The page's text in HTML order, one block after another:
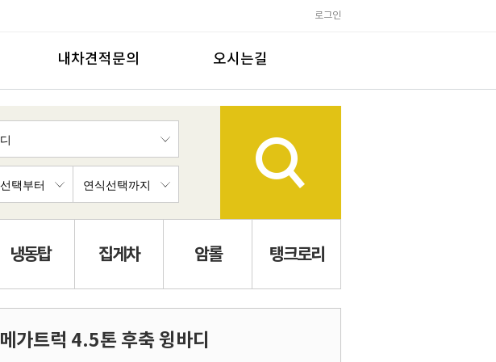
로그인
내차견적문의 오시는길
냉동탑 집게차 암롤 탱크로리
메가트럭 4.5톤 후축 윙바디